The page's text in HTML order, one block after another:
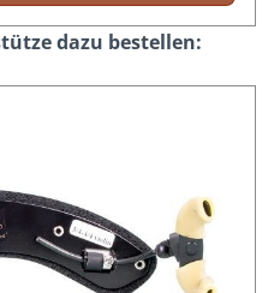
dazu bestellen: